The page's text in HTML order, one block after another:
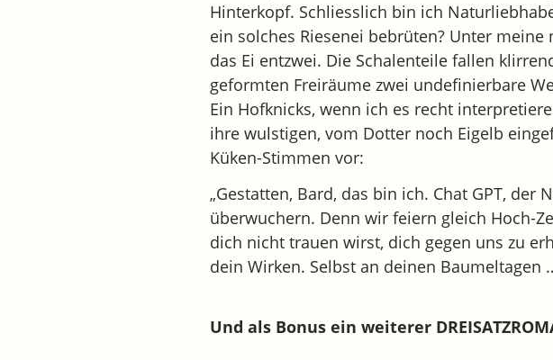
Hinterkopf. Schliesslich bin ich
ein solches Riesenei bebrüten? Unter
das Ei entzwei. Die Schalenteile fallen
geformten Freiräume zwei undefinierbare
Ein Hofknicks, wenn ich es recht
ihre wulstigen, vom Dotter noch Eigelb
Küken-Stimmen vor:
„Gestatten, Bard, das bin ich. Chat GPT,
überwuchern. Denn wir feiern gleich Hoch-
dich nicht trauen wirst, dich gegen uns zu
dein Wirken. Selbst an deinen Baumeltagen
Und als Bonus ein weiterer